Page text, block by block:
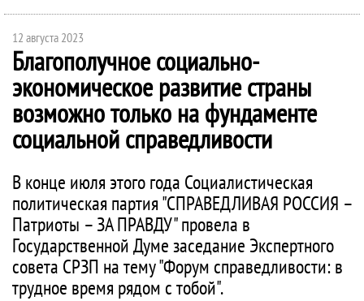
12 августа 2023
Благополучное социально-
экономическое развитие страны
возможно только на фундаменте
социальной справедливости
В конце июля этого года Социалистическая
политическая партия "СПРАВЕДЛИВАЯ РОССИЯ –
Патриоты – ЗА ПРАВДУ" провела в
Государственной Думе заседание Экспертного
совета СРЗП на тему "Форум справедливости: в
трудное время рядом с тобой".